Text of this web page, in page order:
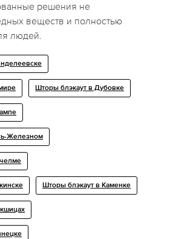
решения не
веществ и полностью
людей.
Шторы блэкаут в Дубовке
Железном
Шторы блэкаут в Каменке